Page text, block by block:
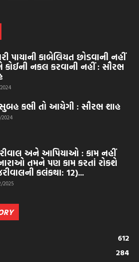
પાયાની કાબેલિયત છોડવાની નહીં
નકલ કરવાની નહીં : સૌરભ
કભી તો આયેગી : સૌરભ શાહ
2024
અને આપિયાઓ : કામ નહીં
તમને પણ કામ કરતાં રોકશે
કલંકથા: 12)...
2025
612
284